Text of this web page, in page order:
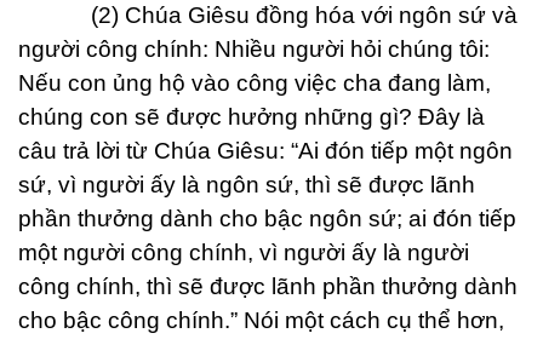
(2) Chúa Giêsu đồng hóa với ngôn sứ và
người công chính: Nhiều người hỏi chúng tôi:
Nếu con ủng hộ vào công việc cha đang làm,
chúng con sẽ được hưởng những gì? Đây là
câu trả lời từ Chúa Giêsu: “Ai đón tiếp một ngôn
sứ, vì người ấy là ngôn sứ, thì sẽ được lãnh
phần thưởng dành cho bậc ngôn sứ; ai đón tiếp
một người công chính, vì người ấy là người
công chính, thì sẽ được lãnh phần thưởng dành
cho bậc công chính.” Nói một cách cụ thể hơn,